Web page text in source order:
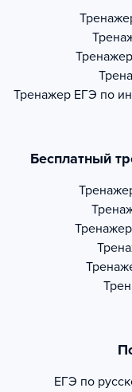
Тренажер
Тренажер ЕГЭ по
Бесплатный
Тренажер
ЕГЭ по